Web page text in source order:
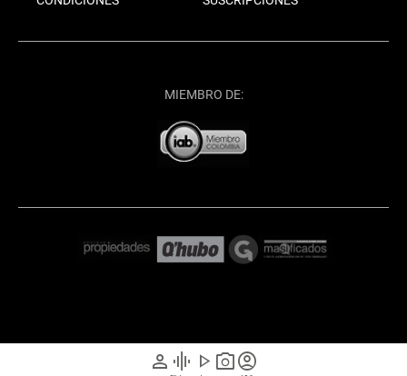
person graphic_eq play_arrow photo_cameraaccount_circle
MIEMBRO DE: